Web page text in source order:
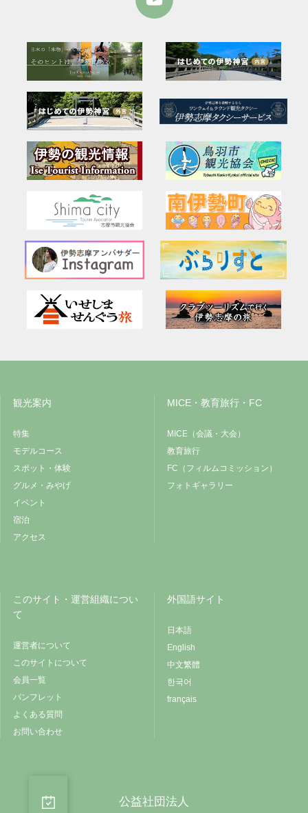
観光案内
特集
モデルコース
スポット・体験
グルメ・みやげ
イベント
宿泊
アクセス
MICE・教育旅行・FC
MICE（会議・大会）
教育旅行
FC（フィルムコミッション）
フォトギャラリー
このサイト・運営組織につい
て
運営者について
このサイトについて
会員一覧
パンフレット
よくある質問
お問い合わせ
外国語サイト
日本語
English
中文繁體
한국어
français
公益社団法人